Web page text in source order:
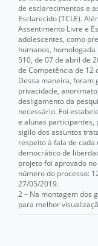
de esclarecimentos e
Esclarecido (TCLE).
Assentimento Livre e
adolescentes, como
humanos, homologada
510, de 07 de abril de
de Competência de 12
Dessa maneira, foram
privacidade,
desligamento da
necessário. Foi
e alunas
sigilo dos assuntos
respeito à fala de
democrático de
projeto foi aprovado no
número do processo:
27/05/2019.
2 – Na montagem dos
para melhor